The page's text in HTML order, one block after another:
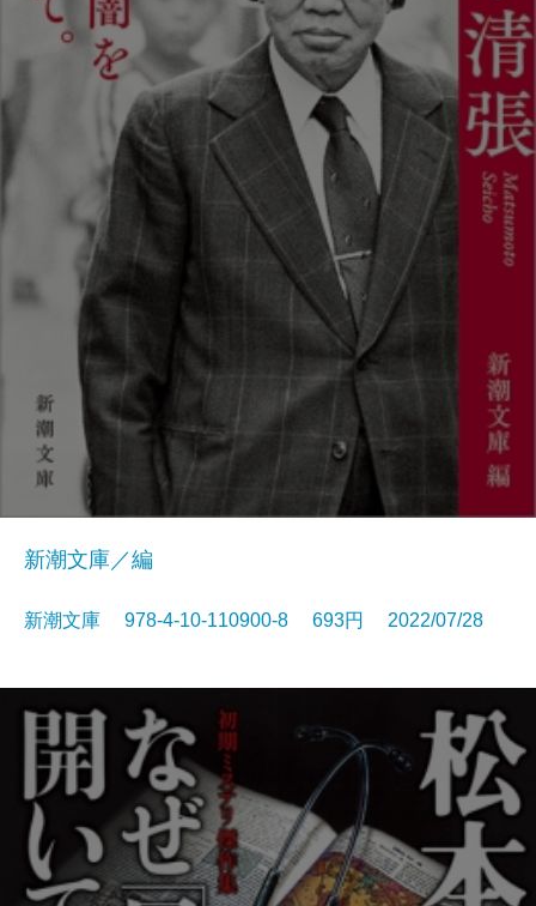
新潮文庫／編
新潮文庫 978-4-10-110900-8 693円 2022/07/28